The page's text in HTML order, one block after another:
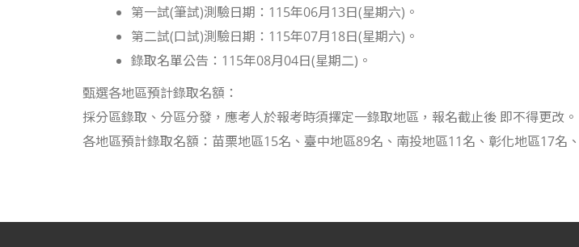
第一試(筆試)測驗日期：115年06月13日(星期六)。
第二試(口試)測驗日期：115年07月18日(星期六)。
錄取名單公告：115年08月04日(星期二)。
甄選各地區預計錄取名額：
採分區錄取、分區分發，應考人於報考時須擇定一錄取地區，報名截止後 即不得更改。
各地區預計錄取名額：苗栗地區15名、臺中地區89名、南投地區11名、彰化地區17名